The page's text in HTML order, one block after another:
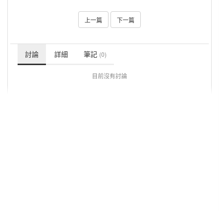
上一篇 下一篇
討論 詳細 筆記 (0)
目前沒有討論